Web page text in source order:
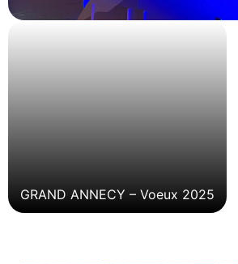
GRAND ANNECY – Voeux 2025